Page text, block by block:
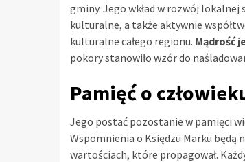
gminy. Jego wkład w rozwój lokalnej
kulturalne, a także aktywnie
kulturalne całego regionu. Mądrość
pokory stanowiło wzór do
Pamięć o
Jego postać pozostanie w pamięci
Wspomnienia o Księdzu Marku będą
wartościach, które propagował.